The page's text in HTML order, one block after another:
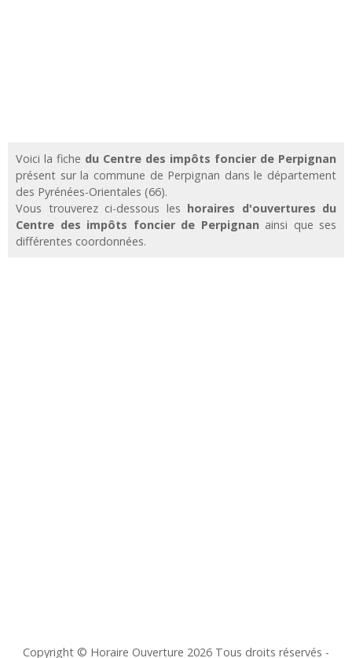
Voici la fiche du Centre des impôts foncier de Perpignan
présent sur la commune de Perpignan dans le département
des Pyrénées-Orientales (66).
Vous trouverez ci-dessous les horaires d'ouvertures du
Centre des impôts foncier de Perpignanainsi que ses
différentes coordonnées.
Copyright © Horaire Ouverture 2026 Tous droits réservés -